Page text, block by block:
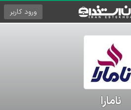
ورود کاربر
نامارا